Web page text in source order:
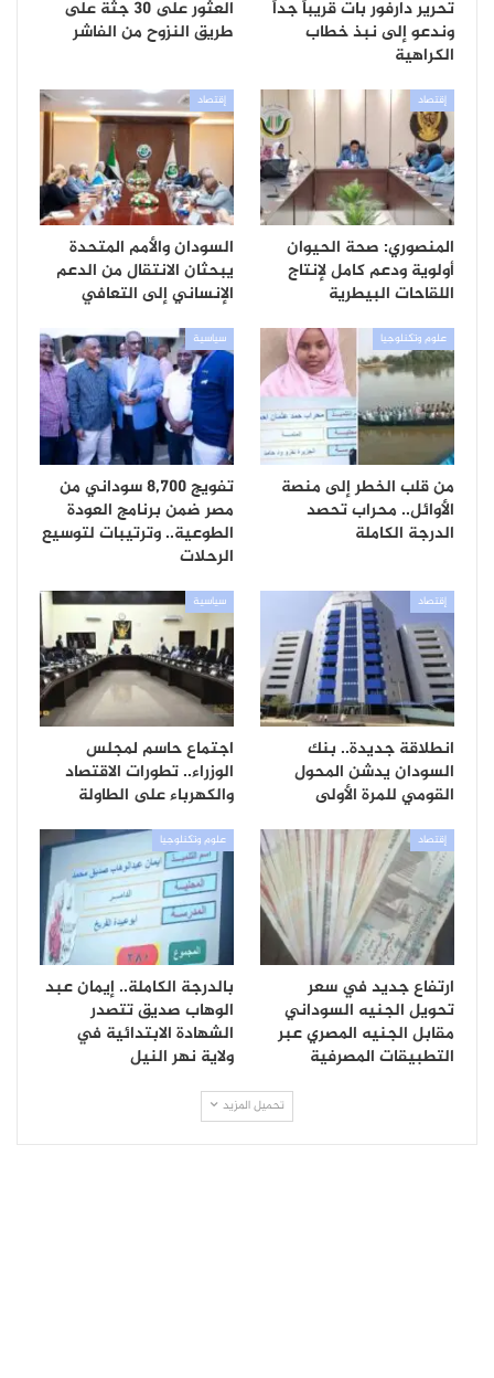
تحرير دارفور بات قريباً جداً
وندعو إلى نبذ خطاب
الكراهية
العثور على 30 جثة على
طريق النزوح من الفاشر
إقتصاد
المنصوري: صحة الحيوان
أولوية ودعم كامل لإنتاج
اللقاحات البيطرية
إقتصاد
السودان والأمم المتحدة
يبحثان الانتقال من الدعم
الإنساني إلى التعافي
علوم وتكنلوجيا
من قلب الخطر إلى منصة
الأوائل.. محراب تحصد
الدرجة الكاملة
سياسية
تفويج 8,700 سوداني من
مصر ضمن برنامج العودة
الطوعية.. وترتيبات لتوسيع
الرحلات
إقتصاد
انطلاقة جديدة.. بنك
السودان يدشن المحول
القومي للمرة الأولى
سياسية
اجتماع حاسم لمجلس
الوزراء.. تطورات الاقتصاد
والكهرباء على الطاولة
إقتصاد
ارتفاع جديد في سعر
تحويل الجنيه السوداني
مقابل الجنيه المصري عبر
التطبيقات المصرفية
علوم وتكنلوجيا
بالدرجة الكاملة.. إيمان عبد
الوهاب صديق تتصدر
الشهادة الابتدائية في
ولاية نهر النيل
تحميل المزيد